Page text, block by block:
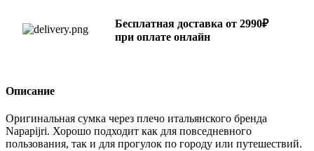
Бесплатная доставка от 2990₽
при оплате онлайн
Описание
Оригинальная сумка через плечо итальянского бренда
Napapijri. Хорошо подходит как для повседневного
пользования, так и для прогулок по городу или путешествий.